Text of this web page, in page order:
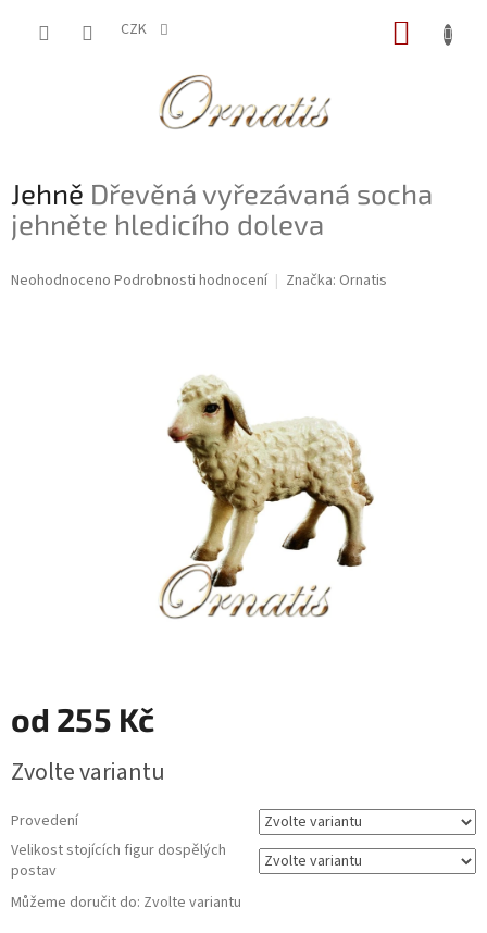
CZK
Jehně Dřevěná vyřezávaná socha
jehněte hledicího doleva
Průměrné
Neohodnoceno Podrobnosti hodnocení Značka: Ornatis
od 255 Kč
cena:
Zvolte variantu
Provedení
Velikost stojících figur dospělých
postav
Můžeme doručit do: Zvolte variantu